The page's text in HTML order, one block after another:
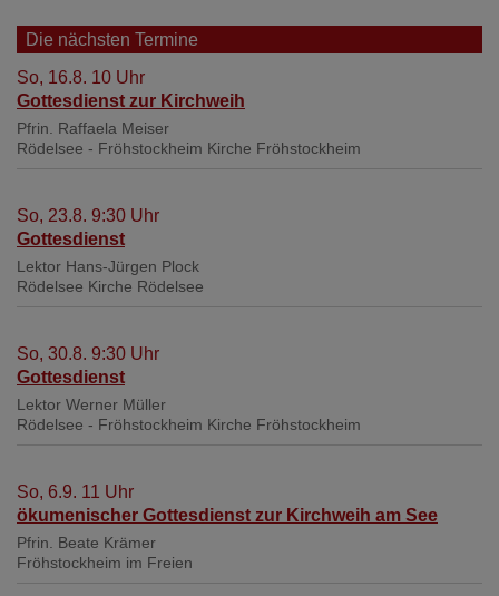
Die nächsten Termine
So, 16.8. 10 Uhr
Gottesdienst zur Kirchweih
Pfrin. Raffaela Meiser
Rödelsee - Fröhstockheim Kirche Fröhstockheim
So, 23.8. 9:30 Uhr
Gottesdienst
Lektor Hans-Jürgen Plock
Rödelsee Kirche Rödelsee
So, 30.8. 9:30 Uhr
Gottesdienst
Lektor Werner Müller
Rödelsee - Fröhstockheim Kirche Fröhstockheim
So, 6.9. 11 Uhr
ökumenischer Gottesdienst zur Kirchweih am See
Pfrin. Beate Krämer
Fröhstockheim im Freien